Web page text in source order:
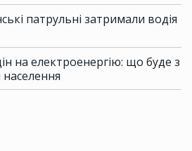
патрульні затримали водія
на електроенергію: що буде з